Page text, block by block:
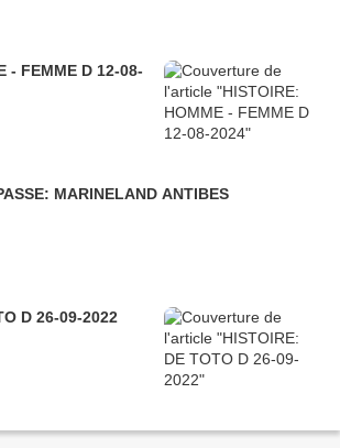
RETOUR SUR LE PASSE: MARINELAND ANTIBES
HISTOIRE: DE TOTO D 26-09-2022